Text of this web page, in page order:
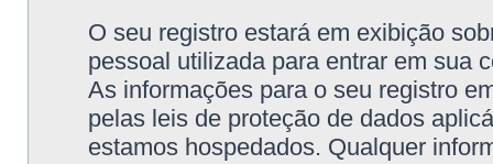
O seu registro estará em exibição
pessoal utilizada para entrar em sua
As informações para o seu registro
pelas leis de proteção de dados
estamos hospedados. Qualquer